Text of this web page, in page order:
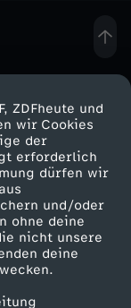
ZDFheute und
wir Cookies
der
erforderlich
dürfen wir
und/oder
ohne deine
nicht unsere
deine
ZDF